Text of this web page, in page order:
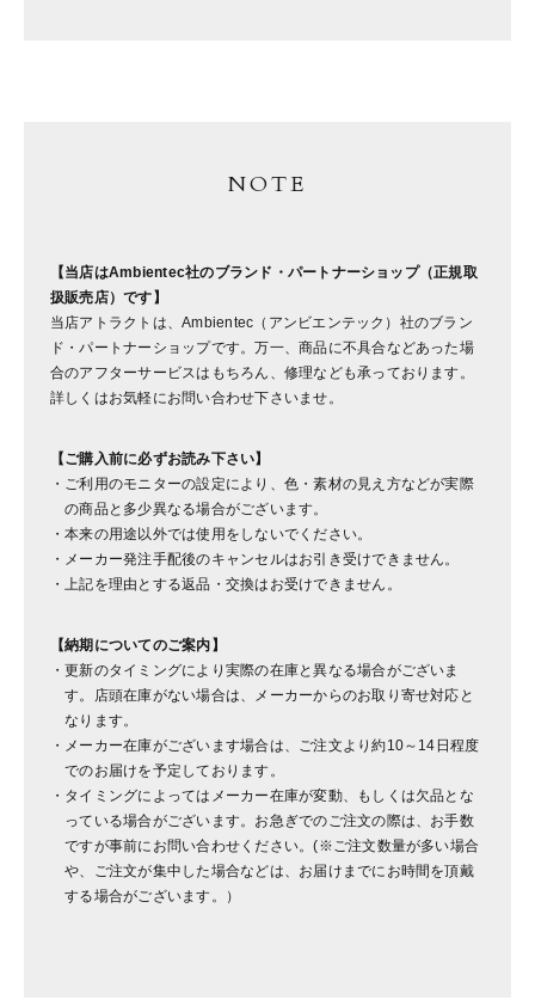
NOTE
【当店はAmbientec社のブランド・パートナーショップ（正規取
扱販売店）です】
当店アトラクトは、Ambientec（アンビエンテック）社のブラン
ド・パートナーショップです。万一、商品に不具合などあった場
合のアフターサービスはもちろん、修理なども承っております。
詳しくはお気軽にお問い合わせ下さいませ。
【ご購入前に必ずお読み下さい】
ご利用のモニターの設定により、色・素材の見え方などが実際
の商品と多少異なる場合がございます。
本来の用途以外では使用をしないでください。
メーカー発注手配後のキャンセルはお引き受けできません。
上記を理由とする返品・交換はお受けできません。
【納期についてのご案内】
更新のタイミングにより実際の在庫と異なる場合がございま
す。店頭在庫がない場合は、メーカーからのお取り寄せ対応と
なります。
メーカー在庫がございます場合は、ご注文より約10～14日程度
でのお届けを予定しております。
タイミングによってはメーカー在庫が変動、もしくは欠品とな
っている場合がございます。お急ぎでのご注文の際は、お手数
ですが事前にお問い合わせください。(※ご注文数量が多い場合
や、ご注文が集中した場合などは、お届けまでにお時間を頂戴
する場合がございます。）